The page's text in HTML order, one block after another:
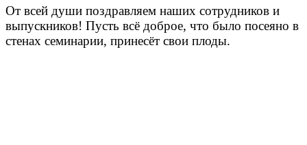
От всей души поздравляем наших сотрудников и
выпускников! Пусть всё доброе, что было посеяно в
стенах семинарии, принесёт свои плоды.